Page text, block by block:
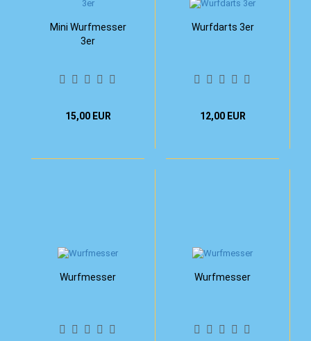
Mini Wurfmesser
3er
15,00 EUR
Wurfdarts 3er
12,00 EUR
Wurfmesser Wurfmesser